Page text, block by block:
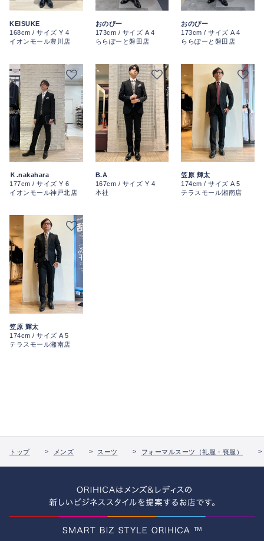
KEISUKE
168cm / サイズ Y 4
イオンモール豊川店
おのぴー
173cm / サイズ A 4
ららぽーと磐田店
おのぴー
173cm / サイズ A 4
ららぽーと磐田店
Ｋ.nakahara
177cm / サイズ Y 6
イオンモール神戸北店
B.A
167cm / サイズ Y 4
本社
笠原 輝太
174cm / サイズ A 5
テラスモール湘南店
笠原 輝太
174cm / サイズ A 5
テラスモール湘南店
トップ メンズ スーツ フォーマルスーツ（礼服・喪服）